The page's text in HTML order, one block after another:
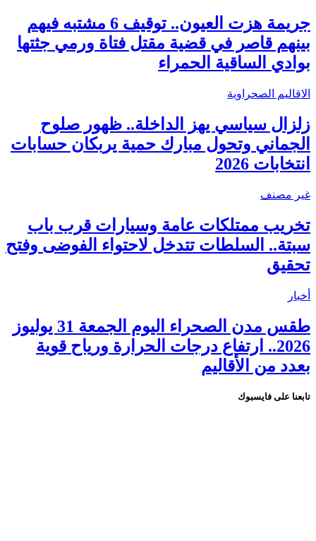
جريمة هزت العيون.. توقيف 6 مشتبه فيهم
بينهم قاصر في قضية مقتل فتاة ورمي جثتها
بوادي الساقية الحمراء
الاقاليم الصحراوية
زلزال سياسي يهز الداخلة.. ظهور صلوح
الجماني وتحول مبارك حمية يربكان حسابات
انتخابات 2026
غير مصنف
تخريب ممتلكات عامة وسيارات قرب باب
سبتة.. السلطات تتدخل لاحتواء الفوضى وفتح
تحقيق
أخبار
طقس مدن الصحراء اليوم الجمعة 31 يوليوز
2026.. ارتفاع درجات الحرارة ورياح قوية
بعدد من الأقاليم
تابعنا على فايسبوك